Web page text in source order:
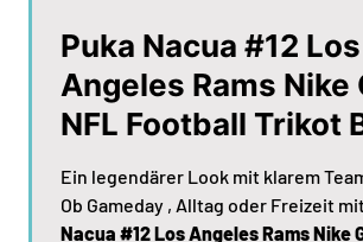
Puka Nacua #12 Los
Angeles Rams Nike
NFL Football Trikot
Ein legendärer Look mit klarem
Ob Gameday , Alltag oder Freizeit
Nacua #12 Los Angeles Rams Nike